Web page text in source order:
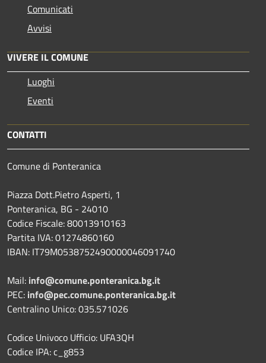
Comunicati
Avvisi
VIVERE IL COMUNE
Luoghi
Eventi
CONTATTI
Comune di Ponteranica
Piazza Dott.Pietro Asperti, 1
Ponteranica, BG - 24010
Codice Fiscale: 80013910163
Partita IVA: 01274860160
IBAN: IT79M0538752490000046091740
Mail: info@comune.ponteranica.bg.it
PEC: info@pec.comune.ponteranica.bg.it
Centralino Unico: 035.571026
Codice Univoco Ufficio: UFA3QH
Codice IPA: c_g853